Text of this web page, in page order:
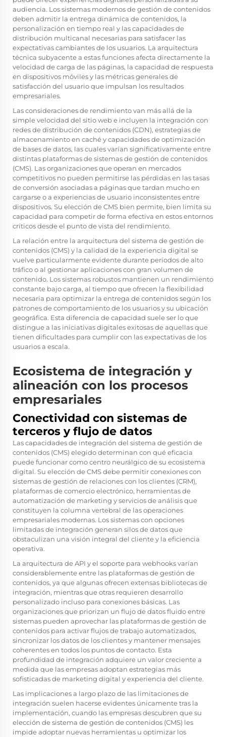
audiencia. Los sistemas modernos de gestión de contenidos
deben admitir la entrega dinámica de contenidos, la
personalización en tiempo real y las capacidades de
distribución multicanal necesarias para satisfacer las
expectativas cambiantes de los usuarios. La arquitectura
técnica subyacente a estas funciones afecta directamente la
velocidad de carga de las páginas, la capacidad de respuesta
en dispositivos móviles y las métricas generales de
satisfacción del usuario que impulsan los resultados
empresariales.
Las consideraciones de rendimiento van más allá de la
simple velocidad del sitio web e incluyen la integración con
redes de distribución de contenidos (CDN), estrategias de
almacenamiento en caché y capacidades de optimización
de bases de datos, las cuales varían significativamente entre
distintas plataformas de sistemas de gestión de contenidos
(CMS). Las organizaciones que operan en mercados
competitivos no pueden permitirse las pérdidas en las tasas
de conversión asociadas a páginas que tardan mucho en
cargarse o a experiencias de usuario inconsistentes entre
dispositivos. Su elección de CMS bien permite, bien limita su
capacidad para competir de forma efectiva en estos entornos
críticos desde el punto de vista del rendimiento.
La relación entre la arquitectura del sistema de gestión de
contenidos (CMS) y la calidad de la experiencia digital se
vuelve particularmente evidente durante períodos de alto
tráfico o al gestionar aplicaciones con gran volumen de
contenido. Los sistemas robustos mantienen un rendimiento
constante bajo carga, al tiempo que ofrecen la flexibilidad
necesaria para optimizar la entrega de contenidos según los
patrones de comportamiento de los usuarios y su ubicación
geográfica. Esta diferencia de capacidad suele ser lo que
distingue a las iniciativas digitales exitosas de aquellas que
tienen dificultades para cumplir con las expectativas de los
usuarios a escala.
Ecosistema de integración y
alineación con los procesos
empresariales
Conectividad con sistemas de
terceros y flujo de datos
Las capacidades de integración del sistema de gestión de
contenidos (CMS) elegido determinan con qué eficacia
puede funcionar como centro neurálgico de su ecosistema
digital. Su elección de CMS debe permitir conexiones con
sistemas de gestión de relaciones con los clientes (CRM),
plataformas de comercio electrónico, herramientas de
automatización de marketing y servicios de análisis que
constituyen la columna vertebral de las operaciones
empresariales modernas. Los sistemas con opciones
limitadas de integración generan silos de datos que
obstaculizan una visión integral del cliente y la eficiencia
operativa.
La arquitectura de API y el soporte para webhooks varían
considerablemente entre las plataformas de gestión de
contenidos, ya que algunas ofrecen extensas bibliotecas de
integración, mientras que otras requieren desarrollo
personalizado incluso para conexiones básicas. Las
organizaciones que priorizan un flujo de datos fluido entre
sistemas pueden aprovechar las plataformas de gestión de
contenidos para activar flujos de trabajo automatizados,
sincronizar los datos de los clientes y mantener mensajes
coherentes en todos los puntos de contacto. Esta
profundidad de integración adquiere un valor creciente a
medida que las empresas adoptan estrategias más
sofisticadas de marketing digital y experiencia del cliente.
Las implicaciones a largo plazo de las limitaciones de
integración suelen hacerse evidentes únicamente tras la
implementación, cuando las empresas descubren que su
elección de sistema de gestión de contenidos (CMS) les
impide adoptar nuevas herramientas u optimizar los